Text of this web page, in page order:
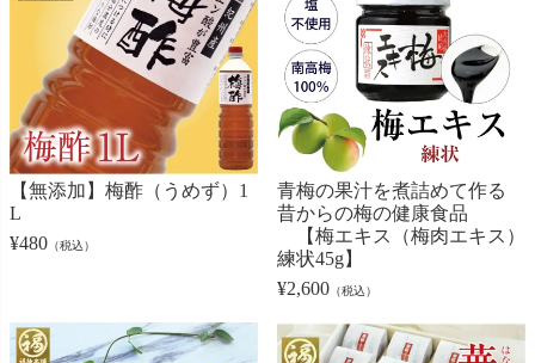
【無添加】梅酢（うめず）1
L
¥480 （税込）
青梅の果汁を煮詰めて作る
昔からの梅の健康食品
【梅エキス（梅肉エキス）
練状45g】
¥2,600 （税込）